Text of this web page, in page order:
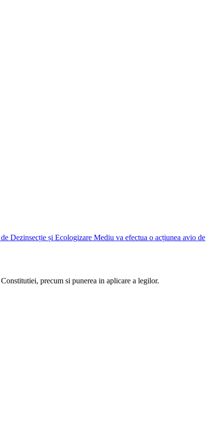
de Dezinsecție și Ecologizare Mediu va efectua o acțiunea avio de
precum si punerea in aplicare a legilor.